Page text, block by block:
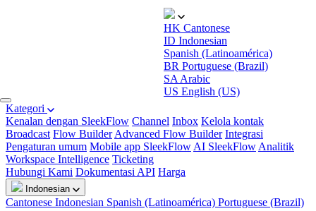
HK Cantonese
ID Indonesian
Spanish (Latinoamérica)
BR Portuguese (Brazil)
SA Arabic
US English (US)
Kategori
Kenalan dengan SleekFlow Channel Inbox Kelola kontak
Broadcast Flow Builder Advanced Flow Builder Integrasi
Pengaturan umum Mobile app SleekFlow AI SleekFlow Analitik
Workspace Intelligence Ticketing
Hubungi Kami Dokumentasi API Harga
Indonesian
Cantonese Indonesian Spanish (Latinoamérica) Portuguese (Brazil)